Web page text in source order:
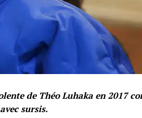
de Théo Luhaka en 2017
sursis.